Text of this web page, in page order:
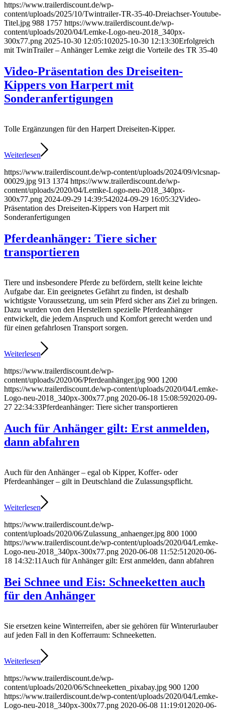
https://www.trailerdiscount.de/wp-
content/uploads/2025/10/Twintrailer-TR-35-40-Dreiachser-Youtube-
Titel.jpg 988 1757 https://www.trailerdiscount.de/wp-
content/uploads/2020/04/Lemke-Logo-neu-2018_340px-
300x77.png 2025-10-30 12:05:102025-10-30 12:13:30Erfolgreich
mit TwinTrailer – Anhänger Lemke zeigt die Vorteile des TR 35-40
Video-Präsentation des Dreiseiten-
Kippers von Harpert mit
Sonderanfertigungen
Tolle Ergänzungen für den Harpert Dreiseiten-Kipper.
Weiterlesen
https://www.trailerdiscount.de/wp-content/uploads/2024/09/vlcsnap-
00029.jpg 913 1374 https://www.trailerdiscount.de/wp-
content/uploads/2020/04/Lemke-Logo-neu-2018_340px-
300x77.png 2024-09-29 14:39:542024-09-29 16:05:32Video-
Präsentation des Dreiseiten-Kippers von Harpert mit
Sonderanfertigungen
Pferdeanhänger: Tiere sicher
transportieren
Tiere und insbesondere Pferde zu befördern, stellt keine leichte
Aufgabe dar. Ein geeignetes Gefährt zu finden, ist deshalb
wichtigste Voraussetzung, um sein Pferd sicher ans Ziel zu bringen.
Dazu wurden von den Herstellern spezielle Pferdeanhänger
entwickelt, die jedem Anspruch und Komfort gerecht werden und
für einen gefahrlosen Transport sorgen.
Weiterlesen
https://www.trailerdiscount.de/wp-
content/uploads/2020/06/Pferdeanhänger.jpg 900 1200
https://www.trailerdiscount.de/wp-content/uploads/2020/04/Lemke-
Logo-neu-2018_340px-300x77.png 2020-06-18 15:08:592020-09-
27 22:34:33Pferdeanhänger: Tiere sicher transportieren
Auch für Anhänger gilt: Erst anmelden,
dann abfahren
Auch für den Anhänger – egal ob Kipper, Koffer- oder
Pferdeanhänger – gilt in Deutschland die Zulassungspflicht.
Weiterlesen
https://www.trailerdiscount.de/wp-
content/uploads/2020/06/Zulassung_anhaenger.jpg 800 1000
https://www.trailerdiscount.de/wp-content/uploads/2020/04/Lemke-
Logo-neu-2018_340px-300x77.png 2020-06-08 11:52:51 2020-06-
18 14:32:11 Auch für Anhänger gilt: Erst anmelden, dann abfahren
Bei Schnee und Eis: Schneeketten auch
für den Anhänger
Sie ersetzen keine Winterreifen, aber sie gehören für Winterurlauber
auf jeden Fall in den Kofferraum: Schneeketten.
Weiterlesen
https://www.trailerdiscount.de/wp-
content/uploads/2020/06/Schneeketten_pixabay.jpg 900 1200
https://www.trailerdiscount.de/wp-content/uploads/2020/04/Lemke-
Logo-neu-2018_340px-300x77.png 2020-06-08 11:19:01 2020-06-